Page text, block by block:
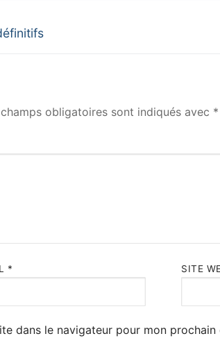
obligatoires sont indiqués avec *
* SITE
dans le navigateur pour mon prochain